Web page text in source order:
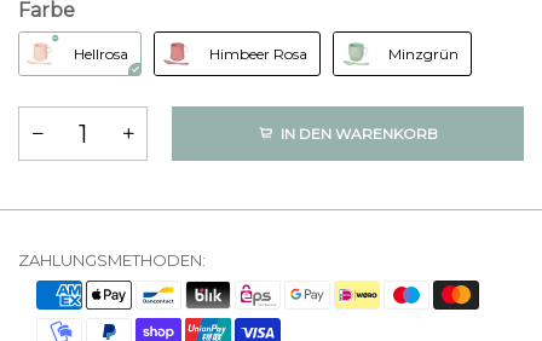
Farbe
Hellrosa Himbeer Rosa Minzgrün
IN DEN WARENKORB
ZAHLUNGSMETHODEN: